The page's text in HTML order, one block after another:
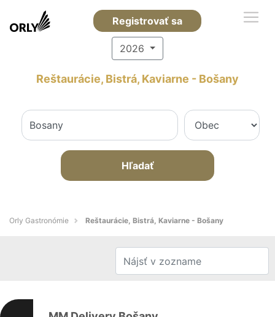
Registrovať sa
2026
Reštaurácie, Bistrá, Kaviarne - Bošany
Hľadať
Orly Gastronómie Reštaurácie, Bistrá, Kaviarne - Bošany